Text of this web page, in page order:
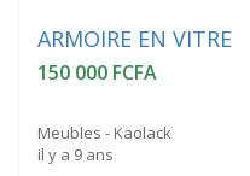
ARMOIRE EN VITRE
150 000 FCFA
Meubles - Kaolack
il y a 9 ans